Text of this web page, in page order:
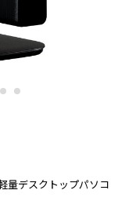
量デスクトップパソコ